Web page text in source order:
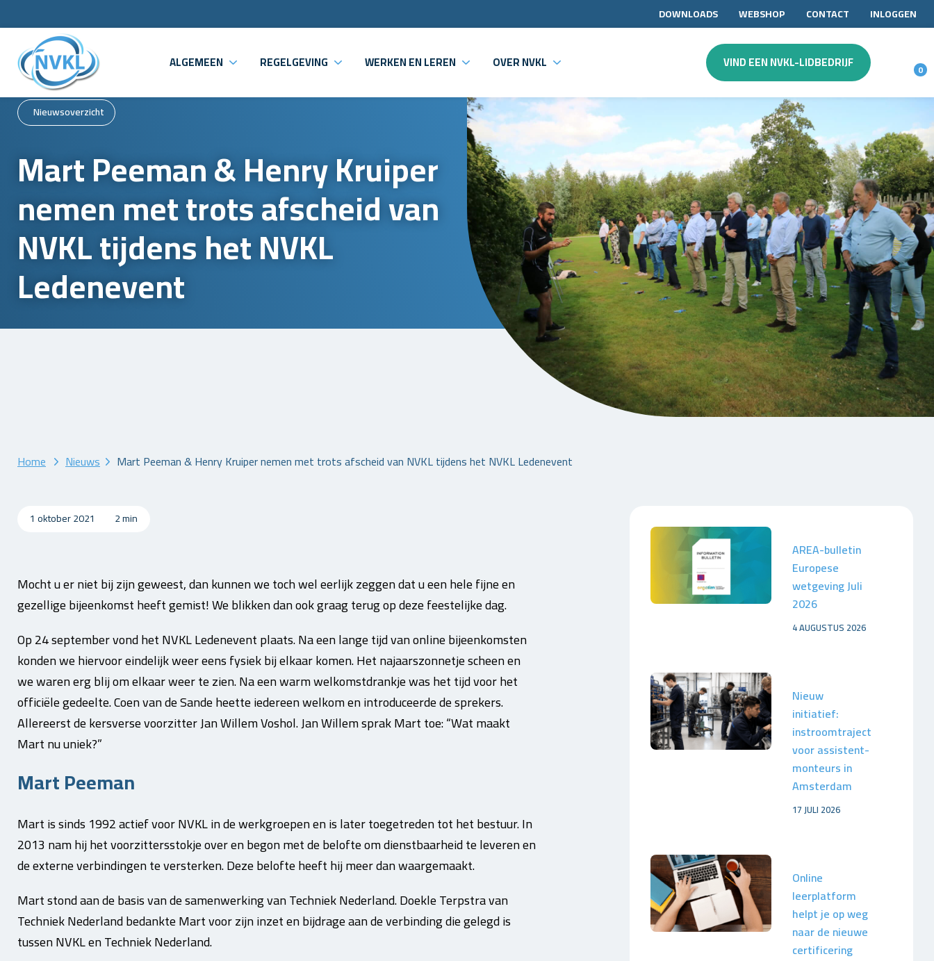
DOWNLOADS WEBSHOP CONTACT INLOGGEN
ALGEMEEN REGELGEVING WERKEN EN LEREN OVER NVKL VIND EEN NVKL-LIDBEDRIJF 0
Nieuwsoverzicht
Mart Peeman & Henry Kruiper
nemen met trots afscheid van
NVKL tijdens het NVKL
Ledenevent
Home Nieuws Mart Peeman & Henry Kruiper nemen met trots afscheid van NVKL tijdens het NVKL Ledenevent
1 oktober 2021 2 min
Mocht u er niet bij zijn geweest, dan kunnen we toch wel eerlijk zeggen dat u een hele fijne en
gezellige bijeenkomst heeft gemist! We blikken dan ook graag terug op deze feestelijke dag.
Op 24 september vond het NVKL Ledenevent plaats. Na een lange tijd van online bijeenkomsten
konden we hiervoor eindelijk weer eens fysiek bij elkaar komen. Het najaarszonnetje scheen en
we waren erg blij om elkaar weer te zien. Na een warm welkomstdrankje was het tijd voor het
officiële gedeelte. Coen van de Sande heette iedereen welkom en introduceerde de sprekers.
Allereerst de kersverse voorzitter Jan Willem Voshol. Jan Willem sprak Mart toe: “Wat maakt
Mart nu uniek?”
Mart Peeman
Mart is sinds 1992 actief voor NVKL in de werkgroepen en is later toegetreden tot het bestuur. In
2013 nam hij het voorzittersstokje over en begon met de belofte om dienstbaarheid te leveren en
de externe verbindingen te versterken. Deze belofte heeft hij meer dan waargemaakt.
Mart stond aan de basis van de samenwerking van Techniek Nederland. Doekle Terpstra van
Techniek Nederland bedankte Mart voor zijn inzet en bijdrage aan de verbinding die gelegd is
tussen NVKL en Techniek Nederland.
AREA-bulletin
Europese
wetgeving Juli
2026
4 AUGUSTUS 2026
Nieuw
initiatief:
instroomtraject
voor assistent-
monteurs in
Amsterdam
17 JULI 2026
Online
leerplatform
helpt je op weg
naar de nieuwe
certificering